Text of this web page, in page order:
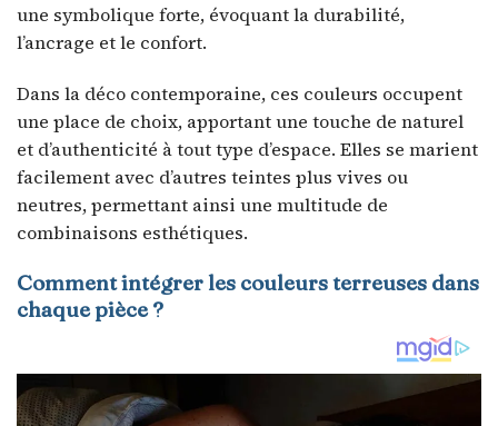
une symbolique forte, évoquant la durabilité,
l’ancrage et le confort.
Dans la déco contemporaine, ces couleurs occupent
une place de choix, apportant une touche de naturel
et d’authenticité à tout type d’espace. Elles se marient
facilement avec d’autres teintes plus vives ou
neutres, permettant ainsi une multitude de
combinaisons esthétiques.
Comment intégrer les couleurs terreuses dans
chaque pièce ?